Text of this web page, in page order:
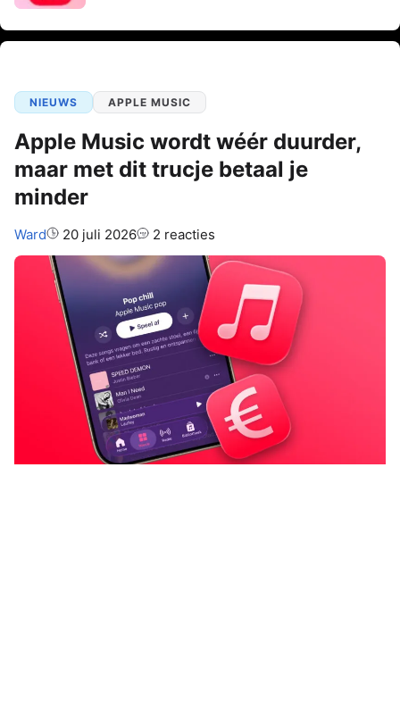
NIEUWS APPLE MUSIC
Apple Music wordt wéér duurder,
maar met dit trucje betaal je
minder
Auteur:
Ward 20 juli 2026 2 reacties